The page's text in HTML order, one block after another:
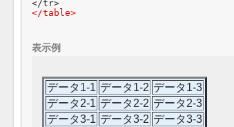
</table>
表示例
データ1-1 データ1-2 データ1-3
データ2-1 データ2-2 データ2-3
データ3-1 データ3-2 データ3-3